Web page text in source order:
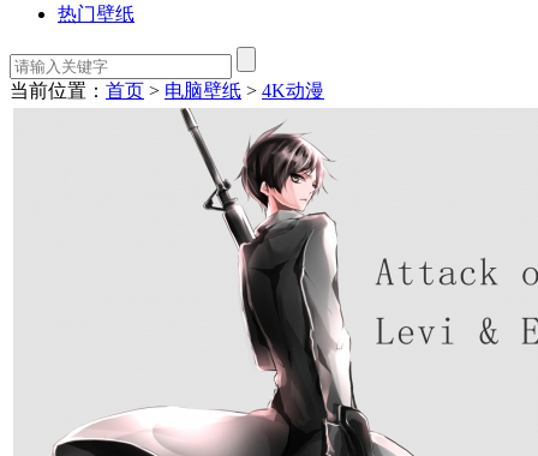
热门壁纸
当前位置： 首页 > 电脑壁纸 > 4K动漫